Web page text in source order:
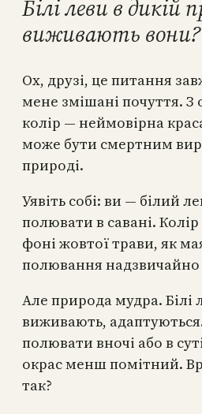
Білі леви в дикій
виживають вони?
Ох, друзі, це питання
мене змішані почуття. З
колір — неймовірна
може бути смертним
природі.
Уявіть собі: ви — білий
полювати в савані.
фоні жовтої трави, як
полювання
Але природа мудра. Білі
виживають,
полювати вночі або в
окрас менш помітний.
так?